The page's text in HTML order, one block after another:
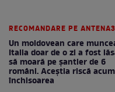
RECOMANDARE PE
Un moldovean care
Italia doar de o zi a fost
să moară pe şantier de 6
români. Aceștia riscă acum
închisoarea